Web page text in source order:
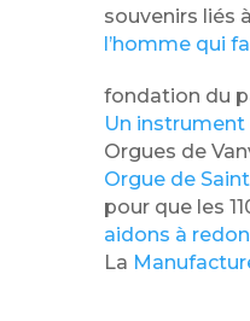
souvenirs liés
l’homme qui
fondation du
Un instrument
Orgues de
Orgue de
pour que les
aidons à
La